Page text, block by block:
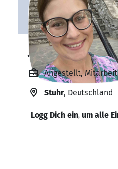
Jacqueline
Angestellt,
Stuhr, Deutschland
Logg Dich ein, um alle